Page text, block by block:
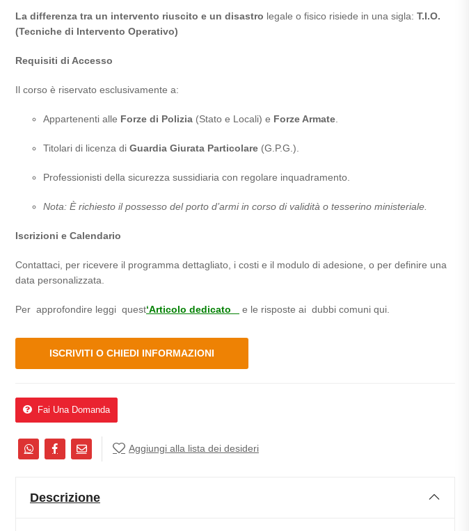
La differenza tra un intervento riuscito e un disastro legale o fisico risiede in una sigla: T.I.O.
(Tecniche di Intervento Operativo)
Requisiti di Accesso
Il corso è riservato esclusivamente a:
Appartenenti alle Forze di Polizia (Stato e Locali) e Forze Armate
Titolari di licenza di Guardia Giurata Particolare (G.P.G.).
Professionisti della sicurezza sussidiaria con regolare inquadramento.
Nota: È richiesto il possesso del porto d’armi in corso di validità o tesserino ministeriale.
Iscrizioni e Calendario
Contattaci, per ricevere il programma dettagliato, i costi e il modulo di adesione, o per definire una
data personalizzata.
Per approfondire leggi quest‘Articolo dedicato e le risposte ai dubbi comuni qui.
ISCRIVITI O CHIEDI INFORMAZIONI
Fai Una Domanda
Aggiungi alla lista dei desideri
Descrizione